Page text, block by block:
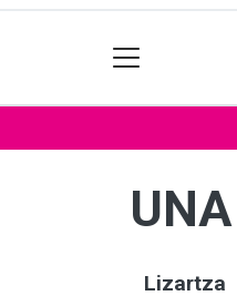
UNA
Lizartza